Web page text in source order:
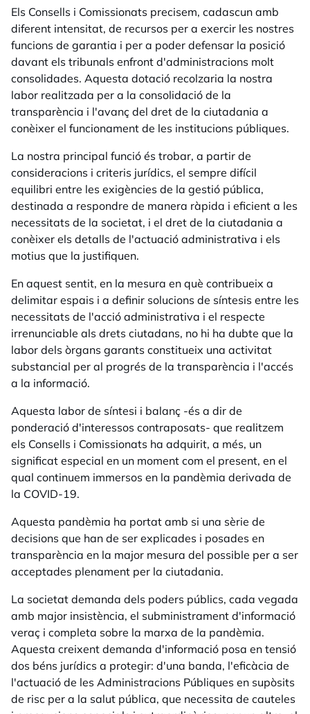
Els Consells i Comissionats precisem, cadascun amb
diferent intensitat, de recursos per a exercir les nostres
funcions de garantia i per a poder defensar la posició
davant els tribunals enfront d'administracions molt
consolidades. Aquesta dotació recolzaria la nostra
labor realitzada per a la consolidació de la
transparència i l'avanç del dret de la ciutadania a
conèixer el funcionament de les institucions públiques.
La nostra principal funció és trobar, a partir de
consideracions i criteris jurídics, el sempre difícil
equilibri entre les exigències de la gestió pública,
destinada a respondre de manera ràpida i eficient a les
necessitats de la societat, i el dret de la ciutadania a
conèixer els detalls de l'actuació administrativa i els
motius que la justifiquen.
En aquest sentit, en la mesura en què contribueix a
delimitar espais i a definir solucions de síntesis entre les
necessitats de l'acció administrativa i el respecte
irrenunciable als drets ciutadans, no hi ha dubte que la
labor dels òrgans garants constitueix una activitat
substancial per al progrés de la transparència i l'accés
a la informació.
Aquesta labor de síntesi i balanç -és a dir de
ponderació d'interessos contraposats- que realitzem
els Consells i Comissionats ha adquirit, a més, un
significat especial en un moment com el present, en el
qual continuem immersos en la pandèmia derivada de
la COVID-19.
Aquesta pandèmia ha portat amb si una sèrie de
decisions que han de ser explicades i posades en
transparència en la major mesura del possible per a ser
acceptades plenament per la ciutadania.
La societat demanda dels poders públics, cada vegada
amb major insistència, el subministrament d'informació
veraç i completa sobre la marxa de la pandèmia.
Aquesta creixent demanda d'informació posa en tensió
dos béns jurídics a protegir: d'una banda, l'eficàcia de
l'actuació de les Administracions Públiques en supòsits
de risc per a la salut pública, que necessita de cauteles